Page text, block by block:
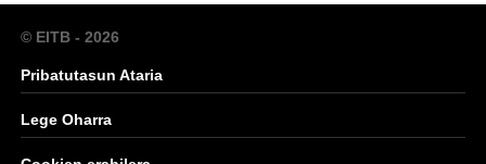
© EITB - 2026
Pribatutasun Ataria
Lege Oharra